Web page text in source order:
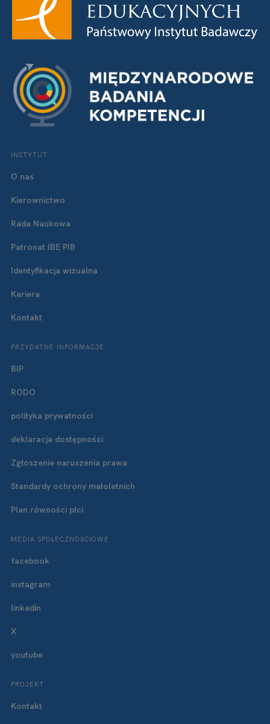
INSTYTUT
O nas
Kierownictwo
Rada Naukowa
Patronat IBE PIB
Identyfikacja wizualna
Kariera
Kontakt
PRZYDATNE INFORMACJE
BIP
RODO
polityka prywatności
deklaracja dostępności
Zgłoszenie naruszenia prawa
Standardy ochrony małoletnich
Plan równości płci
MEDIA SPOŁECZNOŚCIOWE
facebook
instagram
linkedin
X
youtube
PROJEKT
Kontakt